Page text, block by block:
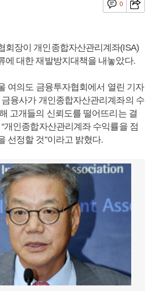
0
회장이 개인종합자산관리계좌(ISA)
에 대한 재발방지대책을 내놓았다.
여의도 금융투자협회에서 열린 기자
금융사가 개인종합자산관리계좌의 수
고개들의 신뢰도를 떨어뜨리는 결
개인종합자산관리계좌 수익률을 점
선정할 것”이라고 밝혔다.